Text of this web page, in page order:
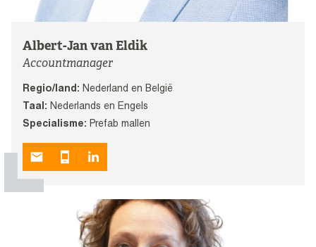
Albert-Jan van Eldik
Accountmanager
Regio/land: Nederland en België
Taal: Nederlands en Engels
Specialisme: Prefab mallen